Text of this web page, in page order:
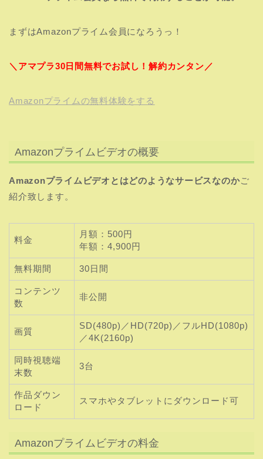
まずはAmazonプライム会員になろうっ！
＼アマプラ30日間無料でお試し！解約カンタン／
Amazonプライムの無料体験をする
Amazonプライムビデオの概要
Amazonプライムビデオとはどのようなサービスなのかご
紹介致します。
料金
月額：500円
年額：4,900円
無料期間 30日間
コンテンツ
数
非公開
画質
SD(480p)／HD(720p)／フルHD(1080p)
／4K(2160p)
同時視聴端
末数
3台
作品ダウン
ロード
スマホやタブレットにダウンロード可
Amazonプライムビデオの料金